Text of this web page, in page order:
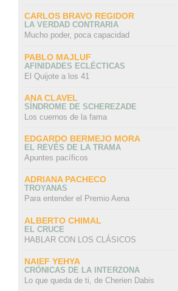
CARLOS BRAVO REGIDOR
LA VERDAD CONTRARIA
Mucho poder, poca capacidad
PABLO MAJLUF
AFINIDADES ECLÉCTICAS
El Quijote a los 41
ANA CLAVEL
SÍNDROME DE SCHEREZADE
Los cuernos de la fama
EDGARDO BERMEJO MORA
EL REVÉS DE LA TRAMA
Apuntes pacíficos
ADRIANA PACHECO
TROYANAS
Para entender el Premio Aena
ALBERTO CHIMAL
EL CRUCE
HABLAR CON LOS CLÁSICOS
NAIEF YEHYA
CRÓNICAS DE LA INTERZONA
Lo que queda de ti, de Cherien Dabis